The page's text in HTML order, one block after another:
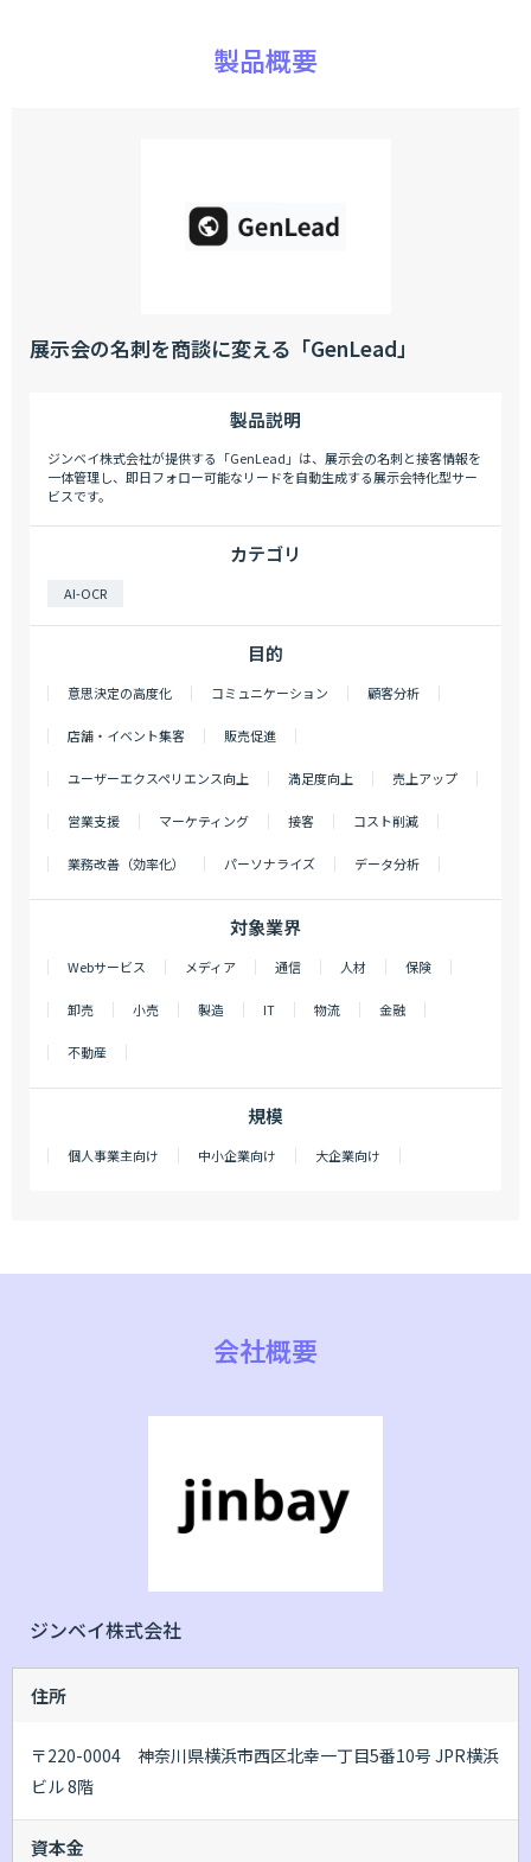
製品概要
展示会の名刺を商談に変える「GenLead」
製品説明
ジンベイ株式会社が提供する「GenLead」は、展示会の名刺と接客情報を
一体管理し、即日フォロー可能なリードを自動生成する展示会特化型サー
ビスです。
カテゴリ
AI-OCR
目的
意思決定の高度化 コミュニケーション 顧客分析
店舗・イベント集客 販売促進
ユーザーエクスペリエンス向上 満足度向上 売上アップ
営業支援 マーケティング 接客 コスト削減
業務改善（効率化） パーソナライズ データ分析
対象業界
Webサービス メディア 通信 人材 保険
卸売 小売 製造 IT 物流 金融
不動産
規模
個人事業主向け 中小企業向け 大企業向け
会社概要
ジンベイ株式会社
住所
〒220-0004 神奈川県横浜市西区北幸一丁目5番10号 JPR横浜
ビル 8階
資本金